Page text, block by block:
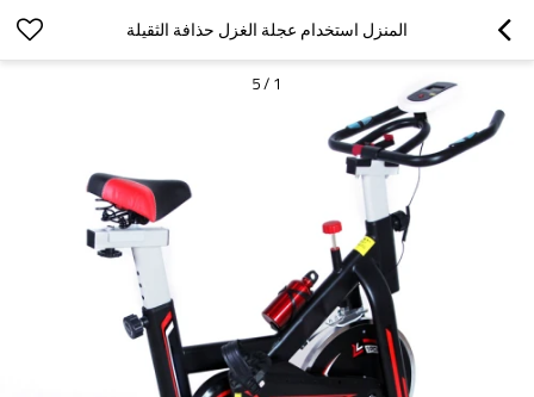
المنزل استخدام عجلة الغزل حذافة الثقيلة
1
/
5